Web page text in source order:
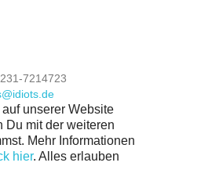
7214723
unserer Website
Du mit der weiteren
Mehr Informationen
hier. Alles erlauben